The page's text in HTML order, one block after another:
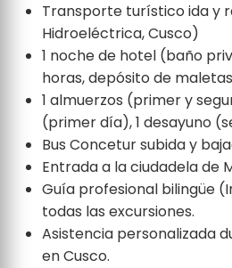
Transporte turístico ida y
Hidroeléctrica, Cusco)
1 noche de hotel (baño
horas, depósito de
1 almuerzos (primer y
(primer día), 1 desayuno
Bus Concetur subida y
Entrada a la ciudadela de
Guía profesional bilingüe
todas las excursiones.
Asistencia personalizada
en Cusco.